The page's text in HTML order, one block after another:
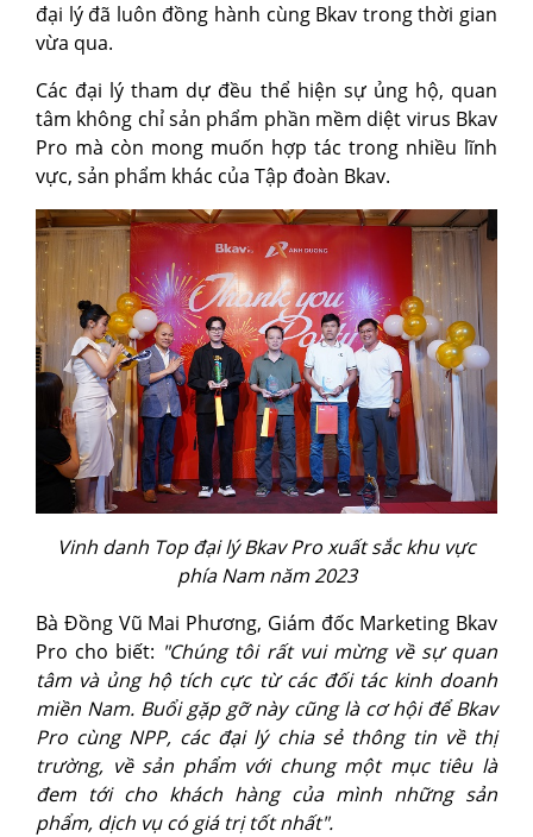
đại lý đã luôn đồng hành cùng Bkav trong thời gian
vừa qua.
Các đại lý tham dự đều thể hiện sự ủng hộ, quan
tâm không chỉ sản phẩm phần mềm diệt virus Bkav
Pro mà còn mong muốn hợp tác trong nhiều lĩnh
vực, sản phẩm khác của Tập đoàn Bkav.
Vinh danh Top đại lý Bkav Pro xuất sắc khu vực
phía Nam năm 2023
Bà Đồng Vũ Mai Phương, Giám đốc Marketing Bkav
Pro cho biết: "Chúng tôi rất vui mừng về sự quan
tâm và ủng hộ tích cực từ các đối tác kinh doanh
miền Nam. Buổi gặp gỡ này cũng là cơ hội để Bkav
Pro cùng NPP, các đại lý chia sẻ thông tin về thị
trường, về sản phẩm với chung một mục tiêu là
đem tới cho khách hàng của mình những sản
phẩm, dịch vụ có giá trị tốt nhất".